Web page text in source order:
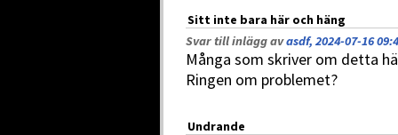
Sitt inte bara här och häng
Svar till inlägg avasdf, 2024-07-16
Många som skriver om detta
Ringen om problemet?
Undrande